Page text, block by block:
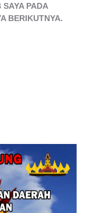
PADA
BERIKUTNYA.